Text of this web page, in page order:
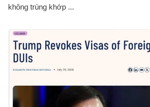
không trùng khớp ...